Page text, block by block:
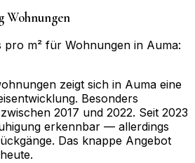
Wohnungen
m² für Wohnungen in Auma:
zeigt sich in Auma eine
Besonders
2017 und 2022. Seit 2023
erkennbar — allerdings
Das knappe Angebot